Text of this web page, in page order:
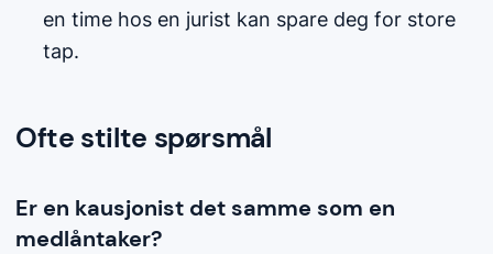
en time hos en jurist kan spare deg for store
tap.
Ofte stilte spørsmål
Er en kausjonist det samme som en
medlåntaker?